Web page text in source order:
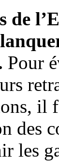
de
Pour
il
des
les